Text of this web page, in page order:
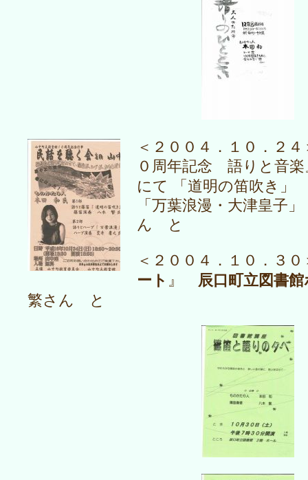
＜２００４．１０．２
０周年記念 語りと音
にて 「道明の笛吹き
「万葉浪漫・大津皇子
ん と
＜２００４．１０．３０
ート 』 辰口町立図書
繁さん と